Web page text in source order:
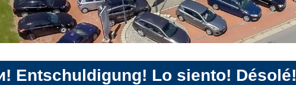
Entschuldigung! Lo siento! Désolé!